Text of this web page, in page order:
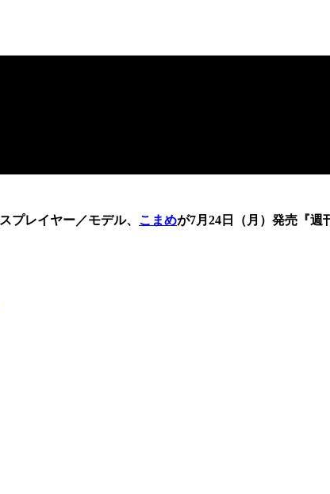
プレイヤー／モデル、 こまめが7月24日（月）発売『週